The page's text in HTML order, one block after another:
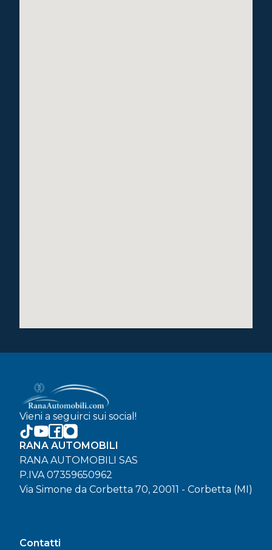
Vieni a seguirci sui social!
RANA AUTOMOBILI
RANA AUTOMOBILI SAS
P.IVA 07359650962
Via Simone da Corbetta 70, 20011 - Corbetta (MI)
Contatti